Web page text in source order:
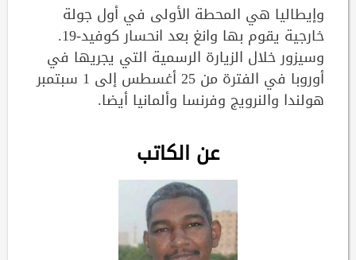
وإيطاليا هي المحطة الأولى في أول جولة
خارجية يقوم بها وانغ بعد انحسار كوفيد-19.
وسيزور خلال الزيارة الرسمية التي يجريها في
أوروبا في الفترة من 25 أغسطس إلى 1 سبتمبر
هولندا والنرويج وفرنسا وألمانيا أيضا.
عن الكاتب